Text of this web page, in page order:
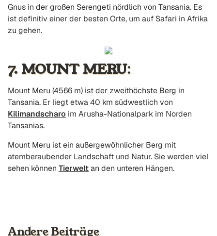
Gnus in der großen Serengeti nördlich von Tansania. Es
ist definitiv einer der besten Orte, um auf Safari in Afrika
zu gehen.
7. MOUNT MERU:
Mount Meru (4566 m) ist der zweithöchste Berg in
Tansania. Er liegt etwa 40 km südwestlich von
Kilimandscharo im Arusha-Nationalpark im Norden
Tansanias.
Mount Meru ist ein außergewöhnlicher Berg mit
atemberaubender Landschaft und Natur. Sie werden viel
sehen können Tierweltan den unteren Hängen.
Andere Beiträge